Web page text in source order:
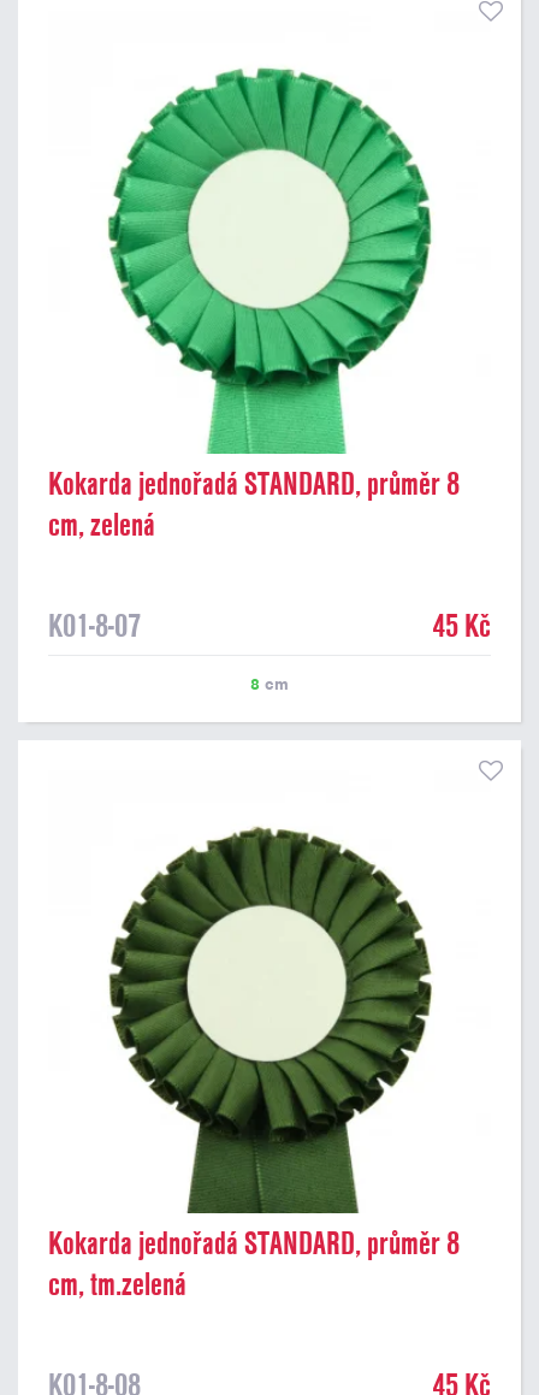
Kokarda jednořadá STANDARD, průměr 8
cm, zelená
K01-8-07 45 Kč
8 cm
Kokarda jednořadá STANDARD, průměr 8
cm, tm.zelená
K01-8-08 45 Kč